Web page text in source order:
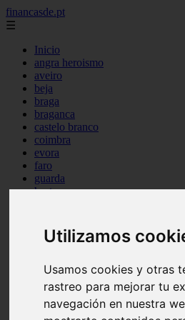
Utilizamos
Usamos cookies y otras
rastreo para mejorar tu
navegación en nuestra
financasde.pt
☰
Inicio
angra heroismo
aveiro
beja
braga
braganca
castelo branco
coimbra
evora
faro
guarda
horta
madeira
ponta delgada
porto
santarem
setubal
viana castelo